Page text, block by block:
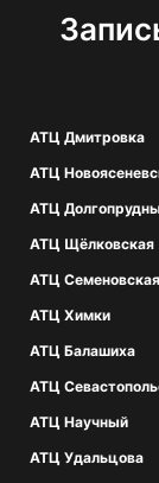
АТЦ Дмитровка
АТЦ
АТЦ
АТЦ Щёлковская
АТЦ Семеновская
АТЦ Химки
АТЦ Балашиха
АТЦ
АТЦ Научный
АТЦ Удальцова